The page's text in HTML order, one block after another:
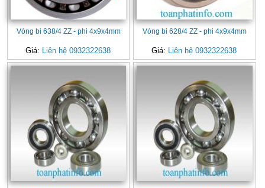
Vòng bi 638/4 ZZ - phi 4x9x4mm
Giá: Liên hệ 0932322638
Vòng bi 628/4 ZZ - phi 4x9x4mm
Giá: Liên hệ 0932322638